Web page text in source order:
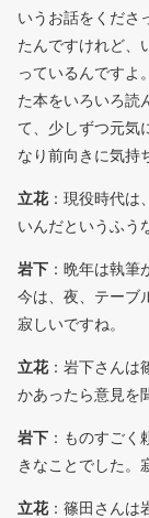
いうお話をくださ
たんですけれど、
っているんですよ
た本をいろいろ読
て、少しずつ元気
なり前向きに気持
立花：現役時代は
いんだというふう
岩下 ：晩年は執筆
今は、夜、テーブ
寂しいですね。
立花：岩下さんは
かあったら意見を
岩下 ：ものすご
きなことでした。
立花：篠田さんは